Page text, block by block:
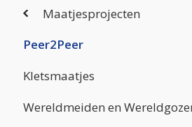
Maatjesprojecten
Peer2Peer
Kletsmaatjes
Wereldmeiden en